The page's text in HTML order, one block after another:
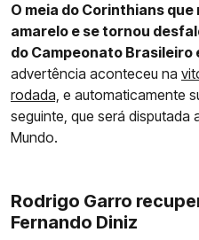
O meia do Corinthians
amarelo e se tornou
do Campeonato Brasileiro
advertência aconteceu na
rodada, e automaticamente
seguinte, que será disputada
Mundo.
Rodrigo Garro
Fernando Diniz